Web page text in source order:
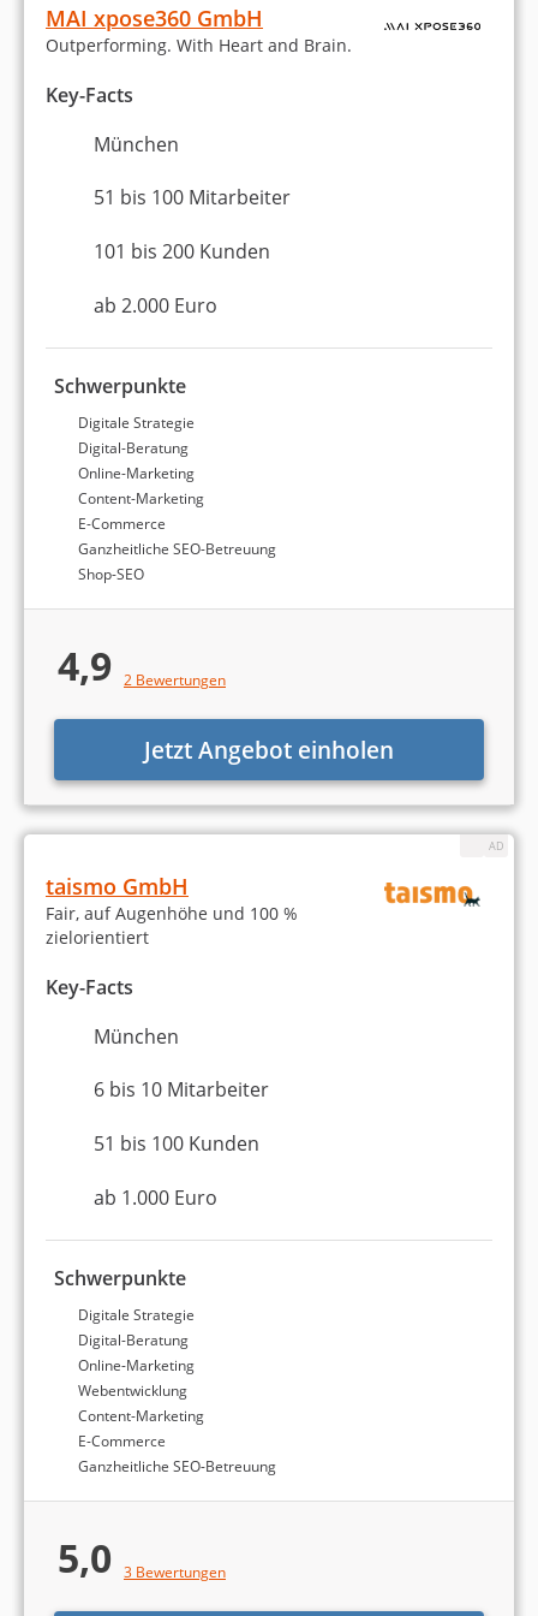
E-Mail-Marketing
Website erstellen / Webdesign
Webentwicklung
WordPress
Erstellung eines Online-Shops
Amazon
Content-Marketing
Werbung & Marketing
Markenaufbau und -strategie
Werbekampagnen entwickeln
Corporate Design / Brand Design
Sonstiges
Digitalagenturen in München basiert auf
Agenturtipp.de- und Google-Bewertungen. Mehr
Informationen dazu finden Sie in unserer
Detailanalyse allerDigitalagenturen
Top 3 Digitalagenturen in
München
Platz 1 in München
Online Solutions Group
(OSG)
München
4,9
21 bis 50 Mitarbeiter
4,9 Sterne
ab 500 Euro (einmaliges
MAI xpose360 GmbH
Outperforming. With Heart and Brain.
Key-Facts
München
51 bis 100 Mitarbeiter
101 bis 200 Kunden
ab 2.000 Euro
Schwerpunkte
Digitale Strategie
Digital-Beratung
Online-Marketing
Content-Marketing
E-Commerce
Ganzheitliche SEO-Betreuung
Shop-SEO
4,9 2 Bewertungen
Jetzt Angebot einholen
taismo GmbH
Fair, auf Augenhöhe und 100 %
zielorientiert
Key-Facts
München
6 bis 10 Mitarbeiter
51 bis 100 Kunden
ab 1.000 Euro
Schwerpunkte
Digitale Strategie
Digital-Beratung
Online-Marketing
Webentwicklung
Content-Marketing
E-Commerce
Ganzheitliche SEO-Betreuung
5,0 3 Bewertungen